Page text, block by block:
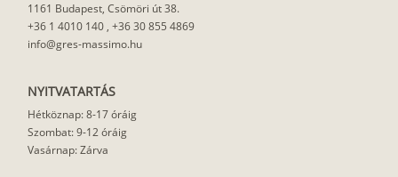
1161 Budapest, Csömöri út 38.
+36 1 4010 140 , +36 30 855 4869
info@gres-massimo.hu
NYITVATARTÁS
Hétköznap: 8-17 óráig
Szombat: 9-12 óráig
Vasárnap: Zárva